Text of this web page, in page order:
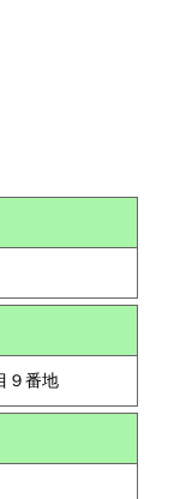
９番地